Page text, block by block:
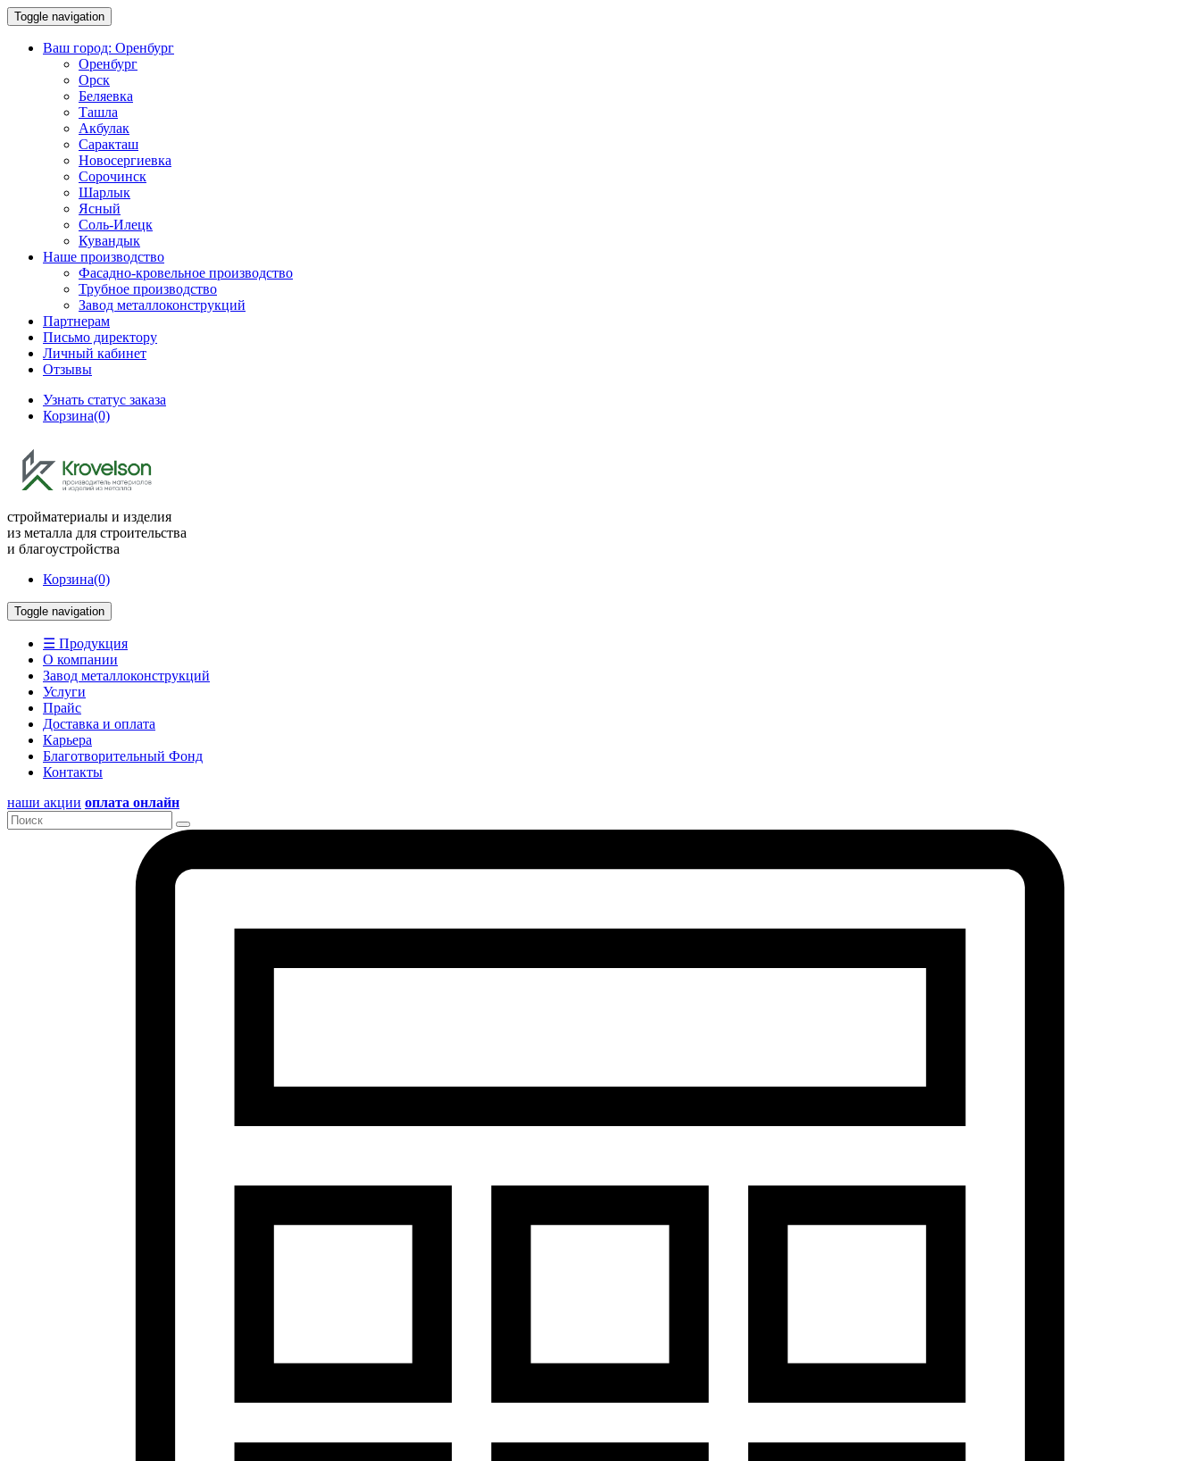
Toggle navigation
Ваш город: Оренбург
Оренбург
Орск
Беляевка
Ташла
Акбулак
Саракташ
Новосергиевка
Сорочинск
Шарлык
Ясный
Соль-Илецк
Кувандык
Наше производство
Фасадно-кровельное производство
Трубное производство
Завод металлоконструкций
Партнерам
Письмо директору
Личный кабинет
Отзывы
Узнать статус заказа
Корзина(0)
стройматериалы и изделия
из металла для строительства
и благоустройства
Корзина(0)
Toggle navigation
☰ Продукция
О компании
Завод металлоконструкций
Услуги
Прайс
Доставка и оплата
Карьера
Благотворительный Фонд
Контакты
наши акции оплата онлайн